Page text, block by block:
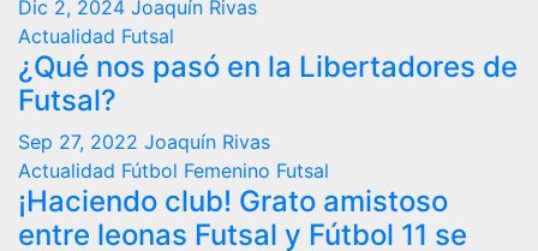
Dic 2, 2024 Joaquín Rivas
Actualidad Futsal
¿Qué nos pasó en la Libertadores de
Futsal?
Sep 27, 2022 Joaquín Rivas
Actualidad Fútbol Femenino Futsal
¡Haciendo club! Grato amistoso
entre leonas Futsal y Fútbol 11 se